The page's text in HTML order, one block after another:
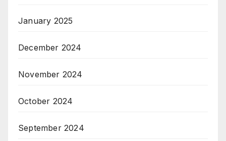
January 2025
December 2024
November 2024
October 2024
September 2024